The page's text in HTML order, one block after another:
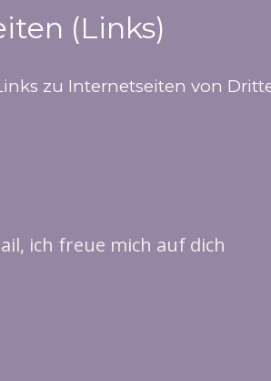
(Links)
zu Internetseiten von
ich freue mich auf dich